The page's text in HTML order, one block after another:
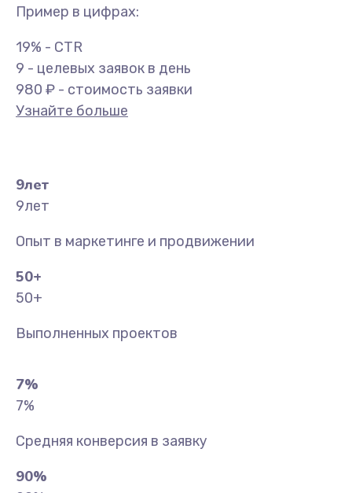
Пример в цифрах:
19% - CTR
9 - целевых заявок в день
980 ₽ - стоимость заявки
Узнайте больше
9лет
9лет
Опыт в маркетинге и продвижении
50+
50+
Выполненных проектов
7%
7%
Средняя конверсия в заявку
90%